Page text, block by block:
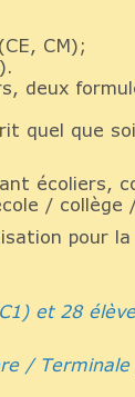
CM);
deux
quel que
écoliers,
/
pour
et 28
/